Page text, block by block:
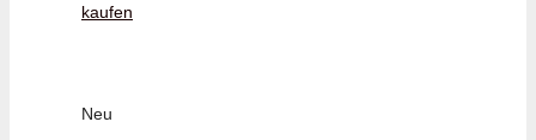
kaufen
Neu